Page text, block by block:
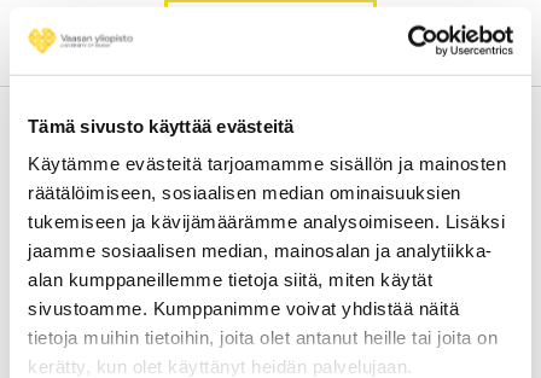
Tämä sivusto käyttää evästeitä
Käytämme evästeitä tarjoamamme sisällön ja mainosten
räätälöimiseen, sosiaalisen median ominaisuuksien
tukemiseen ja kävijämäärämme analysoimiseen. Lisäksi
jaamme sosiaalisen median, mainosalan ja analytiikka-
alan kumppaneillemme tietoja siitä, miten käytät
sivustoamme. Kumppanimme voivat yhdistää näitä
tietoja muihin tietoihin, joita olet antanut heille tai joita on
kerätty, kun olet käyttänyt heidän palvelujaan.
Johtoajatus
Johtoajatus
tuo Vaasan yliopiston näkökulman
yliopistomaailman ajankohtaisiin ilmiöihin. Kirjoittajina
vuorottelevat rehtori, dekaanit sekä johtoryhmän ja
hallinnon edustajat.